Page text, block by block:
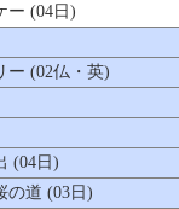
ー (04日)
(02仏・英)
(04日)
道 (03日)